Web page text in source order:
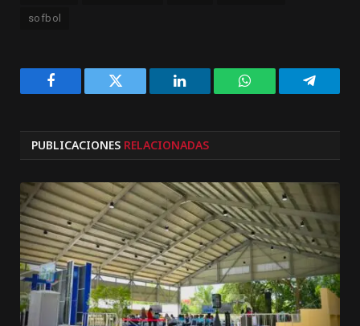
sofbol
Facebook Twitter LinkedIn WhatsApp
PUBLICACIONES RELACIONADAS